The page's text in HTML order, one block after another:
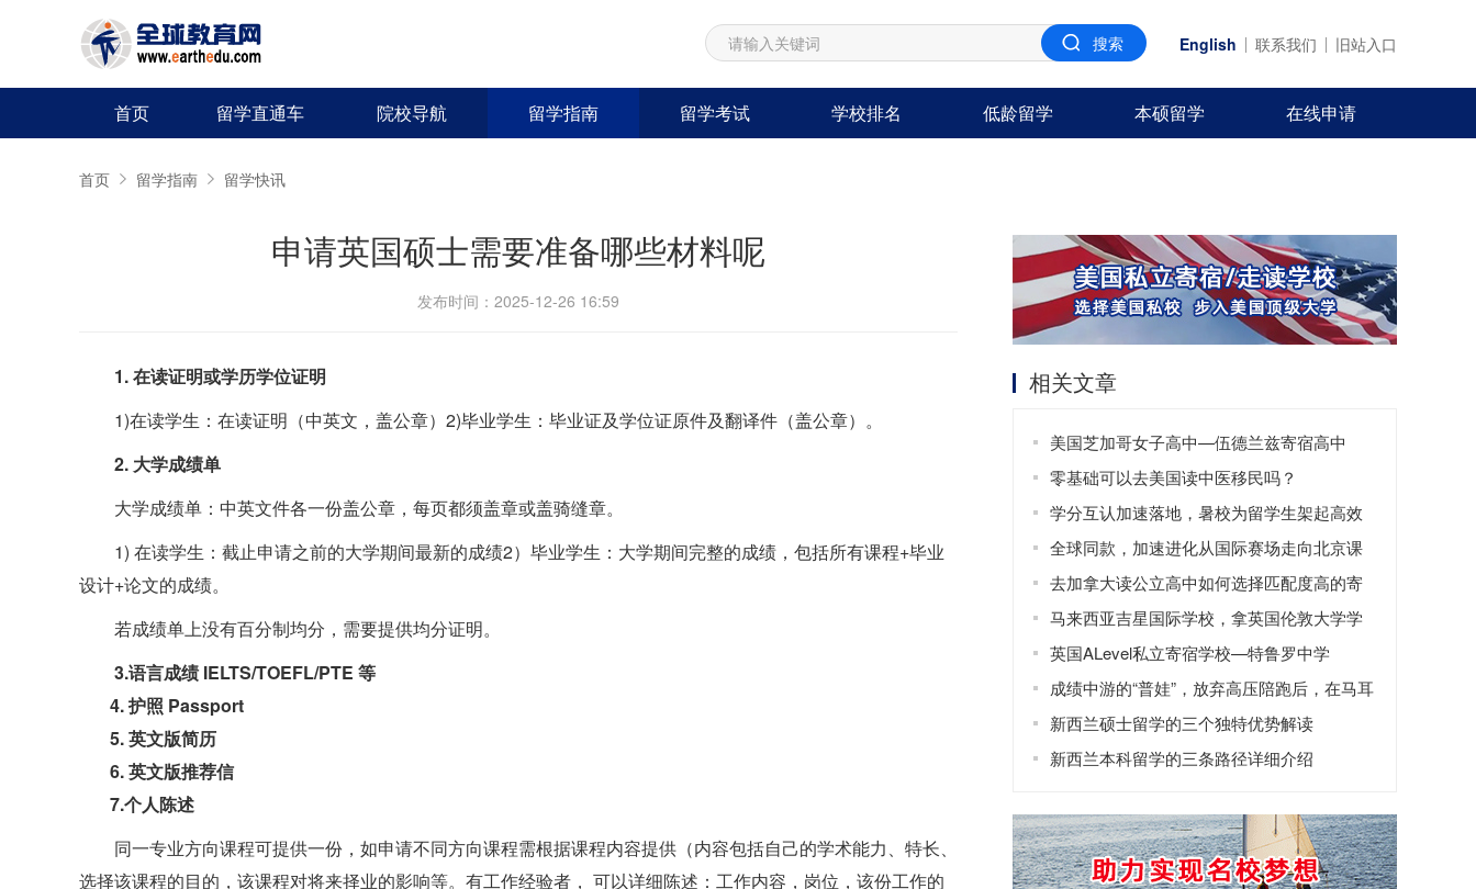
English 联系我们 旧站入口
首页 留学直通车 院校导航 留学指南 留学考试 学校排名 低龄留学 本硕留学 在线申请
首页 留学指南 留学快讯
申请英国硕士需要准备哪些材料呢
发布时间：2025-12-26 16:59
1. 在读证明或学历学位证明
1)在读学生：在读证明（中英文，盖公章）2)毕业学生：毕业证及学位证原件及翻译件（盖公章）。
2. 大学成绩单
大学成绩单：中英文件各一份盖公章，每页都须盖章或盖骑缝章。
1) 在读学生：截止申请之前的大学期间最新的成绩2）毕业学生：大学期间完整的成绩，包括所有课程+毕业
设计+论文的成绩。
若成绩单上没有百分制均分，需要提供均分证明。
3.语言成绩 IELTS/TOEFL/PTE 等
4. 护照 Passport
5. 英文版简历
6. 英文版推荐信
7.个人陈述
同一专业方向课程可提供一份，如申请不同方向课程需根据课程内容提供（内容包括自己的学术能力、特长、
选择该课程的目的，该课程对将来择业的影响等。有工作经验者， 可以详细陈述：工作内容，岗位，该份工作的
相关文章
美国芝加哥女子高中—伍德兰兹寄宿高中
零基础可以去美国读中医移民吗？
学分互认加速落地，暑校为留学生架起高效
修读学分的桥梁
全球同款，加速进化从国际赛场走向北京课
堂
去加拿大读公立高中如何选择匹配度高的寄
宿家庭？
马来西亚吉星国际学校，拿英国伦敦大学学
历
英国ALevel私立寄宿学校—特鲁罗中学
成绩中游的“普娃”，放弃高压陪跑后，在马耳
他找回了自信！
新西兰硕士留学的三个独特优势解读
新西兰本科留学的三条路径详细介绍